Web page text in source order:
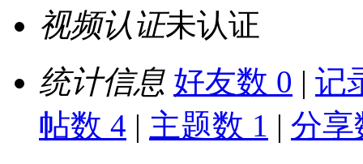
视频认证未认证
统计信息 好友数 0 | 记
帖数 4 | 主题数 1 | 分享